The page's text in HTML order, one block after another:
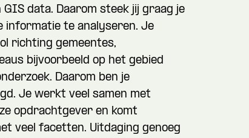
data. Daarom steek jij graag je
informatie te analyseren. Je
richting gemeentes,
bijvoorbeeld op het gebied
Daarom ben je
Je werkt veel samen met
opdrachtgever en komt
veel facetten. Uitdaging genoeg